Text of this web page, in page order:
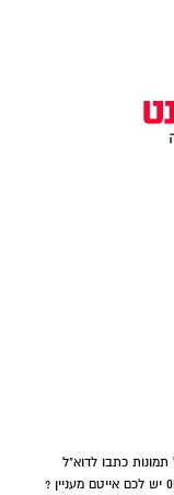
קבוצת
בהוריהם
כתבו לדוא"ל
או בווטסאפ למספר 0515301717 יש לכם אייטם מעניין ?